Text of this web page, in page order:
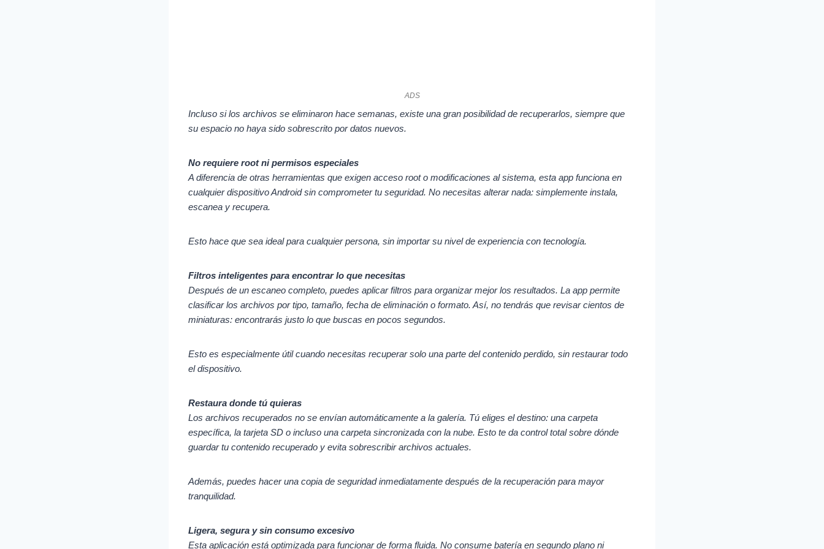
ADS
Incluso si los archivos se eliminaron hace semanas, existe una gran posibilidad de recuperarlos, siempre que
su espacio no haya sido sobrescrito por datos nuevos.
No requiere root ni permisos especiales
A diferencia de otras herramientas que exigen acceso root o modificaciones al sistema, esta app funciona en
cualquier dispositivo Android sin comprometer tu seguridad. No necesitas alterar nada: simplemente instala,
escanea y recupera.
Esto hace que sea ideal para cualquier persona, sin importar su nivel de experiencia con tecnología.
Filtros inteligentes para encontrar lo que necesitas
Después de un escaneo completo, puedes aplicar filtros para organizar mejor los resultados. La app permite
clasificar los archivos por tipo, tamaño, fecha de eliminación o formato. Así, no tendrás que revisar cientos de
miniaturas: encontrarás justo lo que buscas en pocos segundos.
Esto es especialmente útil cuando necesitas recuperar solo una parte del contenido perdido, sin restaurar todo
el dispositivo.
Restaura donde tú quieras
Los archivos recuperados no se envían automáticamente a la galería. Tú eliges el destino: una carpeta
específica, la tarjeta SD o incluso una carpeta sincronizada con la nube. Esto te da control total sobre dónde
guardar tu contenido recuperado y evita sobrescribir archivos actuales.
Además, puedes hacer una copia de seguridad inmediatamente después de la recuperación para mayor
tranquilidad.
Ligera, segura y sin consumo excesivo
Esta aplicación está optimizada para funcionar de forma fluida. No consume batería en segundo plano ni